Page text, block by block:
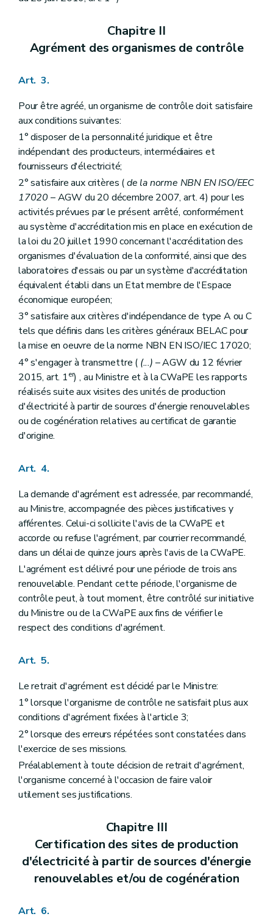
Chapitre II
Agrément des organismes de contrôle
Art. 3.
Pour être agréé, un organisme de contrôle doit satisfaire
aux conditions suivantes:
1° disposer de la personnalité juridique et être
indépendant des producteurs, intermédiaires et
fournisseurs d'électricité;
2° satisfaire aux critères (de la norme NBN EN ISO/EEC
17020 – AGW du 20 décembre 2007, art. 4) pour les
activités prévues par le présent arrêté, conformément
au système d'accréditation mis en place en exécution de
la loi du 20 juillet 1990 concernant l'accréditation des
organismes d'évaluation de la conformité, ainsi que des
laboratoires d'essais ou par un système d'accréditation
équivalent établi dans un Etat membre de l'Espace
économique européen;
3° satisfaire aux critères d'indépendance de type A ou C
tels que définis dans les critères généraux BELAC pour
la mise en oeuvre de la norme NBN EN ISO/IEC 17020;
4° s'engager à transmettre ( (...) – AGW du 12 février
2015, art. 1er) , au Ministre et à la CWaPE les rapports
réalisés suite aux visites des unités de production
d'électricité à partir de sources d'énergie renouvelables
ou de cogénération relatives au certificat de garantie
d'origine.
Art. 4.
La demande d'agrément est adressée, par recommandé,
au Ministre, accompagnée des pièces justificatives y
afférentes. Celui-ci sollicite l'avis de la CWaPE et
accorde ou refuse l'agrément, par courrier recommandé,
dans un délai de quinze jours après l'avis de la CWaPE.
L'agrément est délivré pour une période de trois ans
renouvelable. Pendant cette période, l'organisme de
contrôle peut, à tout moment, être contrôlé sur initiative
du Ministre ou de la CWaPE aux fins de vérifier le
respect des conditions d'agrément.
Art. 5.
Le retrait d'agrément est décidé par le Ministre:
1° lorsque l'organisme de contrôle ne satisfait plus aux
conditions d'agrément fixées à l'article 3;
2° lorsque des erreurs répétées sont constatées dans
l'exercice de ses missions.
Préalablement à toute décision de retrait d'agrément,
l'organisme concerné à l'occasion de faire valoir
utilement ses justifications.
Chapitre III
Certification des sites de production
d'électricité à partir de sources d'énergie
renouvelables et/ou de cogénération
Art. 6.